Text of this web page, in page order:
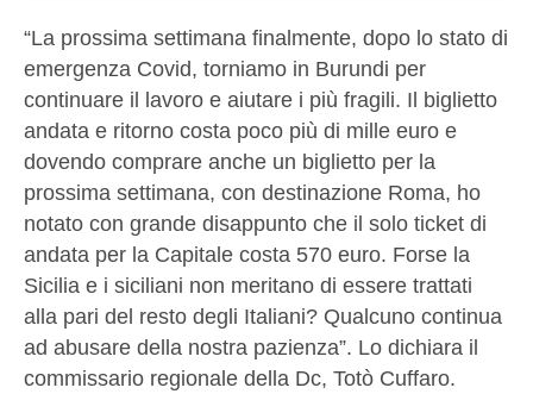
“La prossima settimana finalmente, dopo lo stato di
emergenza Covid, torniamo in Burundi per
continuare il lavoro e aiutare i più fragili. Il biglietto
andata e ritorno costa poco più di mille euro e
dovendo comprare anche un biglietto per la
prossima settimana, con destinazione Roma, ho
notato con grande disappunto che il solo ticket di
andata per la Capitale costa 570 euro. Forse la
Sicilia e i siciliani non meritano di essere trattati
alla pari del resto degli Italiani? Qualcuno continua
ad abusare della nostra pazienza”. Lo dichiara il
commissario regionale della Dc, Totò Cuffaro.